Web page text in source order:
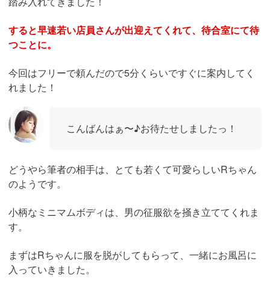
すると早速若い店員さんが出迎えてくれて、待合室にて待
つことに。
今回はフリーで頼んだので5分くらいですぐに案内してく
れました！
こんばんはぁ〜♪お待たせしましたっ！
どうやら筆者の相手は、とても若くて可愛らしいRちゃん
のようです。
小柄なミニマムボディは、男の征服欲を掻き立ててくれま
す。
まずはRちゃんに服を脱がしてもらって、一緒にお風呂に
入っていきました。